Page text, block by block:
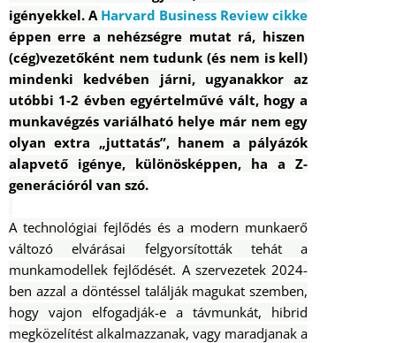
igényekkel. A Harvard Business Review cikke
éppen erre a nehézségre mutat rá, hiszen
(cég)vezetőként nem tudunk (és nem is kell)
mindenki kedvében járni, ugyanakkor az
utóbbi 1-2 évben egyértelművé vált, hogya
munkavégzés variálható helye már nem egy
olyan extra „juttatás”, hanem a pályázók
alapvető igénye, különösképpen, ha a Z-
generációról van szó.
A technológiai fejlődés és a modern munkaerő
változó elvárásai felgyorsították tehát a
munkamodellek fejlődését. A szervezetek 2024-
ben azzal a döntéssel találják magukat szemben,
hogy vajon elfogadják-e a távmunkát, hibrid
megközelítést alkalmazzanak, vagy maradjanak a